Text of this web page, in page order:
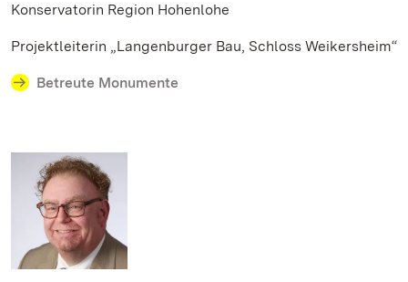
Konservatorin Region Hohenlohe
Projektleiterin „Langenburger Bau, Schloss Weikersheim“
Betreute Monumente